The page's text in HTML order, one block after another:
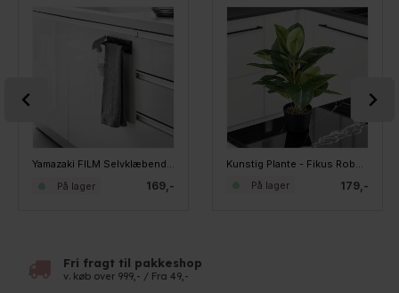
Yamazaki FILM Selvklæbende Viskestykkeholder, SORT
169,-
På lager 179,-
På lager
Fri fragt til pakkeshop
v. køb over 999,- / Fra 49,-